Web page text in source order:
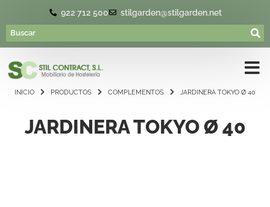
922 712 500 stilgarden@stilgarden.net
INICIO PRODUCTOS COMPLEMENTOS JARDINERA TOKYO Ø 40
JARDINERA TOKYO Ø 40